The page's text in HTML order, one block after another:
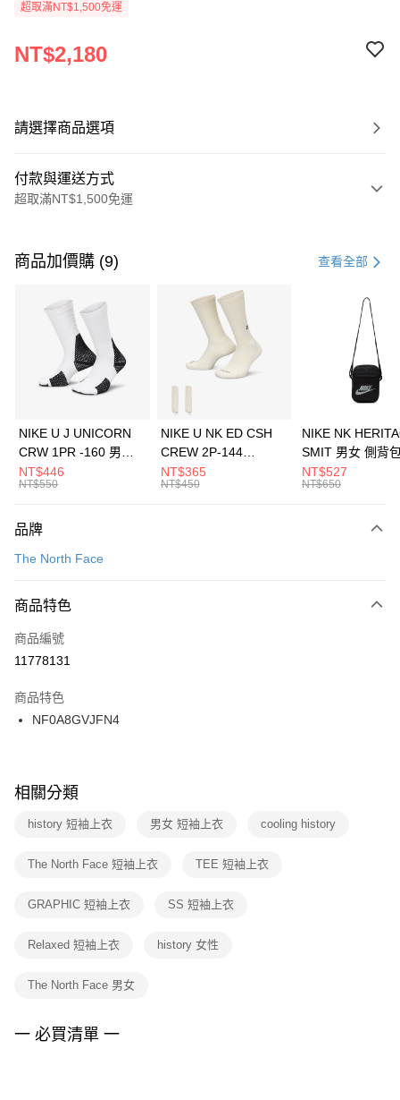
超取滿NT$1,500免運
NT$2,180
請選擇商品選項
付款與運送方式
超取滿NT$1,500免運
信用卡一次付款
3 期 0 利率 每期 21家銀行
合作金庫商業銀行
第一商業銀行
華南商業銀行
彰化商業銀行
上海商業儲蓄銀行
元大商業銀行
台灣樂天信用卡公司
Apple Pay
全盈+PAY
AFTEE先享後付
【關於「AFTEE先享後付」】
便利好安心！
３．安心：先確認商品／服務後，再付款。
【「AFTEE先享後付」結帳流程】
１．於結帳方式選擇「AFTEE先享後付」後，將跳轉至「AFTEE先享後付」
２．訂單成立數日內，您將收到繳費通知簡訊。
３．收到繳費通知簡訊後14天內，點擊此簡訊中的連結，可透過四大超商／
ATM／網路銀行／等多元方式進行付款，方視為交易完成。
※ 交易是否成功請以「AFTEE先享後付 」之結帳頁面顯示為準，若有關於
是否繳費成功／繳費後需取消欲退款等相關疑問，請聯繫「AFTEE先享後付
客戶支援中心」 https://netprotections.freshdesk.com/support/home
１．透過由恩沛科技股份有限公司提供之「AFTEE先享後付」服務完成之交
權轉讓予恩沛科技股份有限公司。
３．未成年的使用者請事先徵得法定代理人或監護人之同意方可使用
任。
請求用戶進行身份認證。
５．嚴禁一人註冊多個帳號或使用他人資訊註冊。若發現惡意使用之情形，
運送方式
每筆NT$100，滿NT$1,500(含以上)免運費
宅配
每筆NT$100，滿NT$1,500(含以上)免運費
付款後門市自取
每筆NT$100，滿NT$1,500(含以上)免運費
商品加價購 (9) 查看全部
NIKE U J UNICORN
CRW 1PR -160 男女
中統襪 FZ3393100
NT$446
NT$550
NIKE U NK ED CSH
CREW 2P-144
EMBRDY 男女 短統襪
FZ3073133
NT$365
NT$450
NIKE NK
SMIT 男女 側背
BA5871010
NT$527
NT$650
品牌
The North Face
商品特色
商品編號
11778131
商品特色
NF0A8GVJFN4
相關分類
history 短袖上衣 男女 短袖上衣 cooling history
The North Face 短袖上衣 TEE 短袖上衣
GRAPHIC 短袖上衣 SS 短袖上衣
Relaxed 短袖上衣 history 女性
The North Face 男女
一 必買清單 一